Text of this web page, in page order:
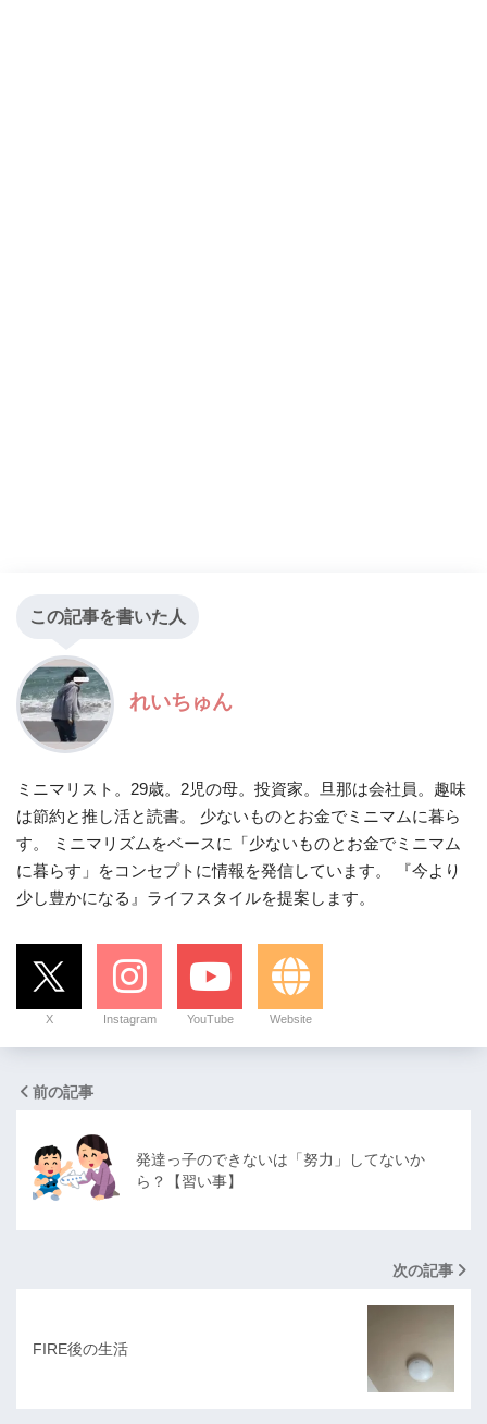
この記事を書いた人
れいちゅん
ミニマリスト。29歳。2児の母。投資家。旦那は会社員。趣味
は節約と推し活と読書。 少ないものとお金でミニマムに暮ら
す。 ミニマリズムをベースに「少ないものとお金でミニマム
に暮らす」をコンセプトに情報を発信しています。 『今より
少し豊かになる』ライフスタイルを提案します。
X Instagram YouTube Website
前の記事
発達っ子のできないは「努力」してないか
ら？【習い事】
次の記事
FIRE後の生活